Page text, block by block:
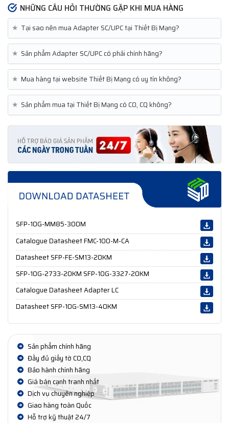
NHỮNG CÂU HỎI THƯỜNG GẶP KHI MUA HÀNG
★ Tại sao nên mua Adapter SC/UPC tại Thiết Bị Mạng?
★ Sản phẩm Adapter SC/UPC có phải chính hãng?
★ Mua hàng tại website Thiết Bị Mạng có uy tín không?
★ Sản phẩm mua tại Thiết Bị Mạng có CO, CQ không?
SFP-10G-MM85-300M
Catalogue Datasheet FMC-100-M-CA
Datasheet SFP-FE-SM13-20KM
SFP-10G-2733-20KM SFP-10G-3327-20KM
Catalogue Datasheet Adapter LC
Datasheet SFP-10G-SM13-40KM
Sản phẩm chính hãng
Đầy đủ giấy tờ CO,CQ
Bảo hành chính hãng
Giá bán cạnh tranh nhất
Dịch vụ chuyên nghiệp
Giao hàng toàn Quốc
Hỗ trợ kỹ thuật 24/7